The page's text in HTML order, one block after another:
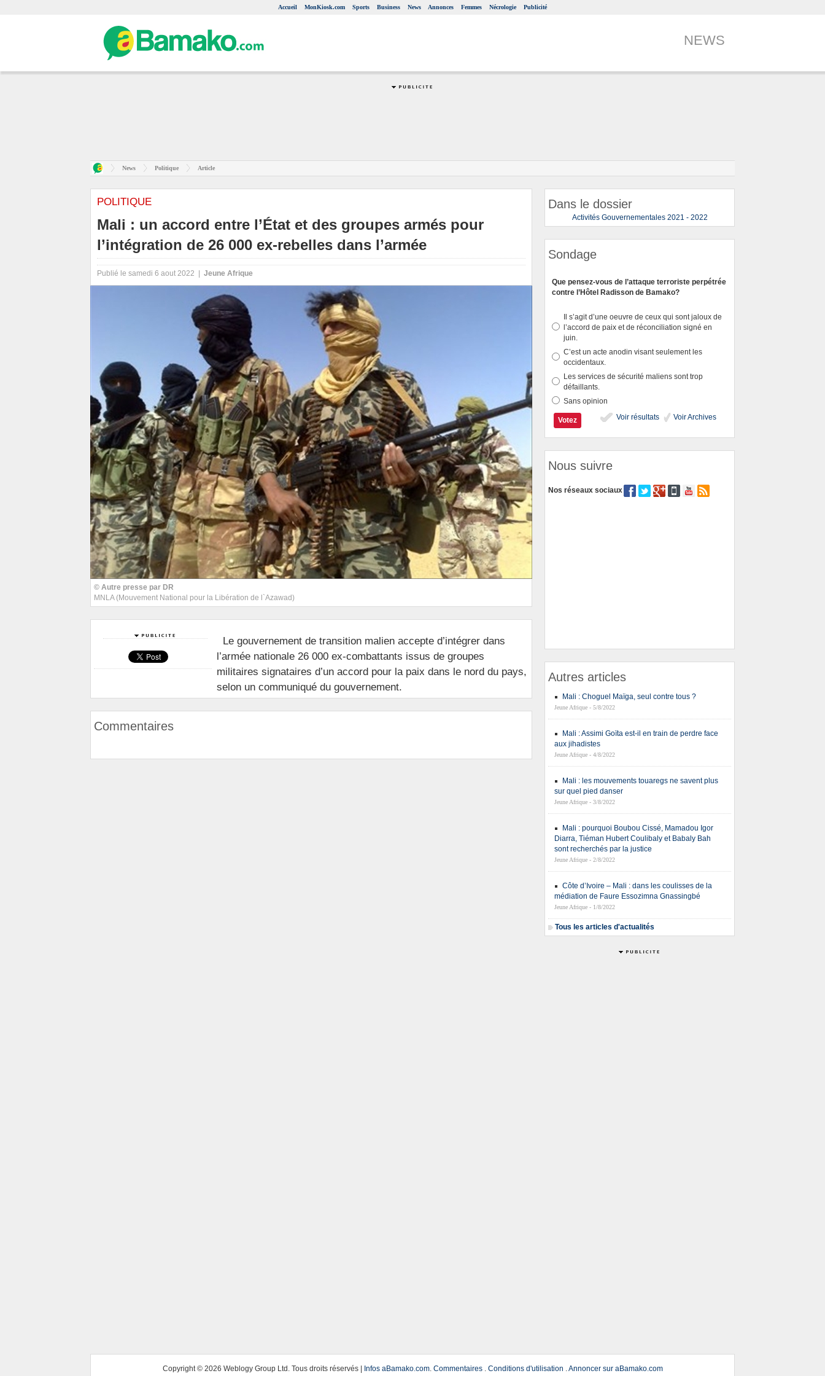
Accueil MonKiosk.com Sports Business News Annonces Femmes Nécrologie Publicité
NEWS
News Politique Article
POLITIQUE
Mali : un accord entre l’État et des groupes armés pour
l’intégration de 26 000 ex-rebelles dans l’armée
Publié le samedi 6 aout 2022 | Jeune Afrique
© Autre presse par DR
MNLA (Mouvement National pour la Libération de l`Azawad)
Le gouvernement de transition malien accepte d’intégrer dans
l’armée nationale 26 000 ex-combattants issus de groupes
militaires signataires d’un accord pour la paix dans le nord du pays,
selon un communiqué du gouvernement.
Commentaires
Dans le dossier
Activités Gouvernementales 2021 - 2022
Sondage
Que pensez-vous de l’attaque terroriste perpétrée
contre l’Hôtel Radisson de Bamako?
Il s’agit d’une oeuvre de ceux qui sont jaloux de
l’accord de paix et de réconciliation signé en
juin.
C’est un acte anodin visant seulement les
occidentaux.
Les services de sécurité maliens sont trop
défaillants.
Sans opinion
Voir résultats
Voir Archives
Nous suivre
Nos réseaux sociaux
Autres articles
Mali : Choguel Maïga, seul contre tous ?
Jeune Afrique - 5/8/2022
Mali : Assimi Goïta est-il en train de perdre face
aux jihadistes
Jeune Afrique - 4/8/2022
Mali : les mouvements touaregs ne savent plus
sur quel pied danser
Jeune Afrique - 3/8/2022
Mali : pourquoi Boubou Cissé, Mamadou Igor
Diarra, Tiéman Hubert Coulibaly et Babaly Bah
sont recherchés par la justice
Jeune Afrique - 2/8/2022
Côte d’Ivoire – Mali : dans les coulisses de la
médiation de Faure Essozimna Gnassingbé
Jeune Afrique - 1/8/2022
Tous les articles d'actualités
Copyright © 2026 Weblogy Group Ltd. Tous droits réservés | Infos aBamako.com. Commentaires. Conditions d'utilisation .Annoncer sur aBamako.com